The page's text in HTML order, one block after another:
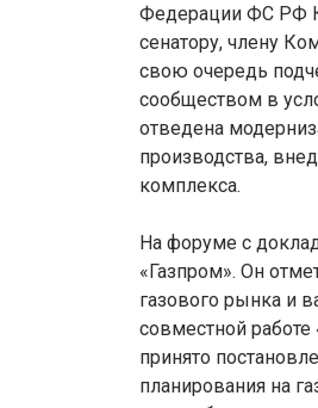
Федерации ФС РФ
сенатору, члену
свою очередь
сообществом в
отведена
производства,
комплекса.
На форуме с
«Газпром». Он
газового рынка и
совместной
принято
планирования на